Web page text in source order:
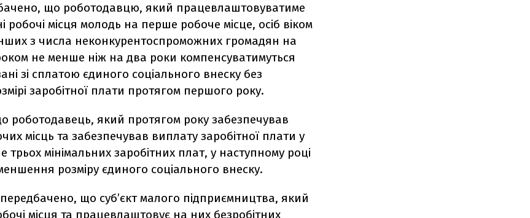
що роботодавцю, який працевлаштовуватиме
робочі місця молодь на перше робоче місце, осіб віком
з числа неконкурентоспроможних громадян на
не менше ніж на два роки компенсуватимуться
зі сплатою єдиного соціального внеску без
заробітної плати протягом першого року.
роботодавець, який протягом року забезпечував
місць та забезпечував виплату заробітної плати у
трьох мінімальних заробітних плат, у наступному році
розміру єдиного соціального внеску.
що суб’єкт малого підприємництва, який
місця та працевлаштовує на них безробітних